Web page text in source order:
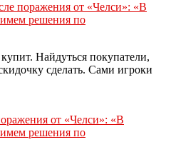
поражения от «Челси»: «В
решения по
Найдуться покупатели,
сделать. Сами игроки
от «Челси»: «В
решения по